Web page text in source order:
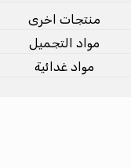
منتجات اخرى
مواد التجميل
مواد غدائية